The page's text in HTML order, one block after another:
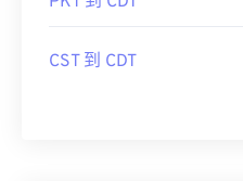
CST 到 CDT